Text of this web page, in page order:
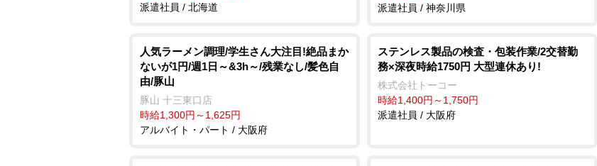
派遣社員 / 北海道
派遣社員 / 神奈川県
人気ラーメン調理/学生さん大注目!絶品まか
ないが1円/週1日～&3h～/残業なし/髪色自
由/豚山
豚山 十三東口店
時給1,300円～1,625円
アルバイト・パート / 大阪府
ステンレス製品の検査・包装作業/2交替勤
務×深夜時給1750円 大型連休あり!
株式会社トーコー
時給1,400円～1,750円
派遣社員 / 大阪府